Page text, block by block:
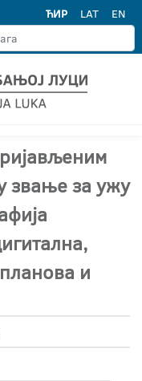
ЋИР LAT EN
звање за ужу
и